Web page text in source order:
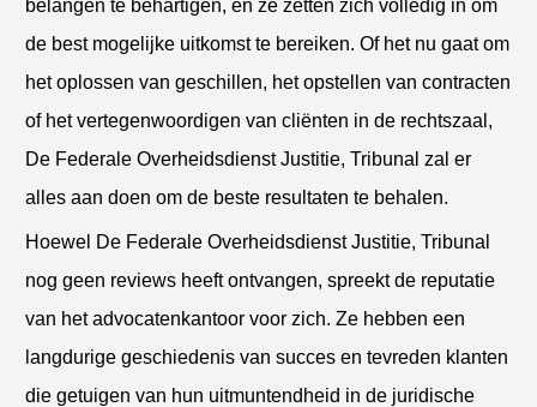
belangen te behartigen, en ze zetten zich volledig in om
de best mogelijke uitkomst te bereiken. Of het nu gaat om
het oplossen van geschillen, het opstellen van contracten
of het vertegenwoordigen van cliënten in de rechtszaal,
De Federale Overheidsdienst Justitie, Tribunal zal er
alles aan doen om de beste resultaten te behalen.
Hoewel De Federale Overheidsdienst Justitie, Tribunal
nog geen reviews heeft ontvangen, spreekt de reputatie
van het advocatenkantoor voor zich. Ze hebben een
langdurige geschiedenis van succes en tevreden klanten
die getuigen van hun uitmuntendheid in de juridische